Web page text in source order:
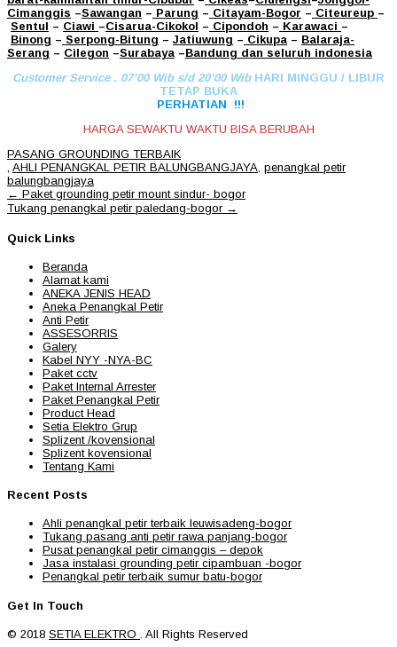
Cimanggis –Sawangan – Parung – Citayam-Bogor – Citeureup –
Sentul – Ciawi –Cisarua-Cikokol – Cipondoh – Karawaci –
Binong – Serpong-Bitung – Jatiuwung – Cikupa – Balaraja-
Serang – Cilegon –Surabaya –Bandung dan seluruh indonesia
Customer Service . 07’00 Wib s/d 20’00 WibHARI MINGGU / LIBUR
TETAP BUKA
PERHATIAN !!!
HARGA SEWAKTU WAKTU BISA BERUBAH
PASANG GROUNDING TERBAIK
, AHLI PENANGKAL PETIR BALUNGBANGJAYA, penangkal petir
balungbangjaya
Post
navigation
← Paket grounding petir mount sindur- bogor
Tukang penangkal petir paledang-bogor →
Quick Links
Beranda
Alamat kami
ANEKA JENIS HEAD
Aneka Penangkal Petir
Anti Petir
ASSESORRIS
Galery
Kabel NYY -NYA-BC
Paket cctv
Paket Internal Arrester
Paket Penangkal Petir
Product Head
Setia Elektro Grup
Splizent /kovensional
Splizent kovensional
Tentang Kami
Recent Posts
Ahli penangkal petir terbaik leuwisadeng-bogor
Tukang pasang anti petir rawa panjang-bogor
Pusat penangkal petir cimanggis – depok
Jasa instalasi grounding petir cipambuan -bogor
Penangkal petir terbaik sumur batu-bogor
Get In Touch
© 2018 SETIA ELEKTRO . All Rights Reserved